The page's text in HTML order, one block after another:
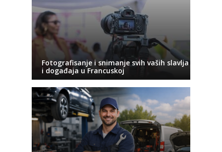
Fotografisanje i snimanje svih vaših slavlja
i događaja u Francuskoj